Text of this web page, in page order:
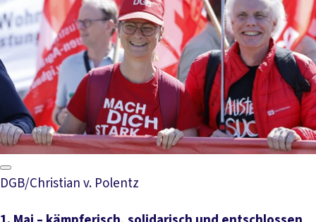
DGB/Christian v. Polentz